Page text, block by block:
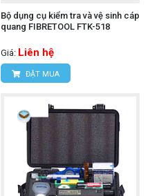
Bộ dụng cụ kiểm tra và vệ sinh cáp
quang FIBRETOOL FTK-518
Giá: Liên hệ
ĐẶT MUA